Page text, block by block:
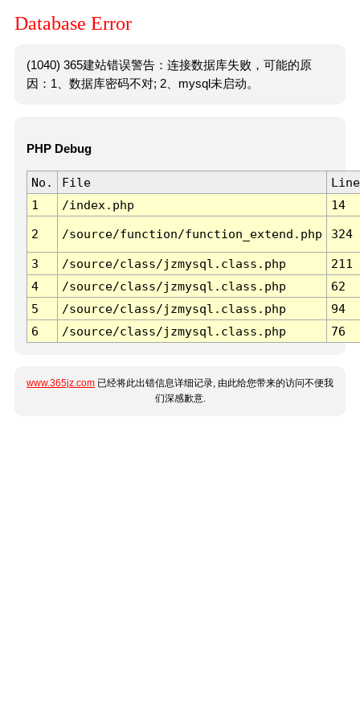
Database Error
(1040) 365建站错误警告：连接数据库失败，可能的原
因：1、数据库密码不对; 2、mysql未启动。
PHP Debug
No. File
Line
1
/index.php 14
2 /source/function/function_extend.php 324
3 /source/class/jzmysql.class.php
211
4
/source/class/jzmysql.class.php
62
5
/source/class/jzmysql.class.php
94
6
/source/class/jzmysql.class.php 76
www.365jz.com 已经将此出错信息详细记录, 由此给您带来的访问不便我
们深感歉意.